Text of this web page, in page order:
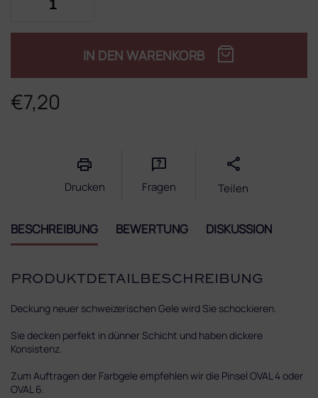
€7,20
IN DEN WARENKORB
Drucken Fragen Teilen
BESCHREIBUNG BEWERTUNG DISKUSSION
PRODUKTDETAILBESCHREIBUNG
Deckung neuer schweizerischen Gele wird Sie schockieren.
Sie decken perfekt in dünner Schicht und haben dickere
Konsistenz.
Zum Auftragen der Farbgele empfehlen wir die Pinsel OVAL 4 oder
OVAL 6.